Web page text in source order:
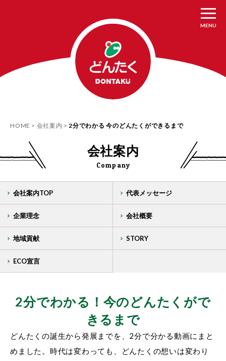
MENU
HOME 会社案内 2分でわかる 今のどんたくができるまで
会社案内
Company
会社案内TOP 代表メッセージ
企業理念 会社概要
地域貢献 STORY
ECO宣言
2分でわかる！今のどんたくがで
きるまで
どんたくの誕生から発展までを、2分で分かる動画にまと
めました。時代は変わっても、どんたくの想いは変わり